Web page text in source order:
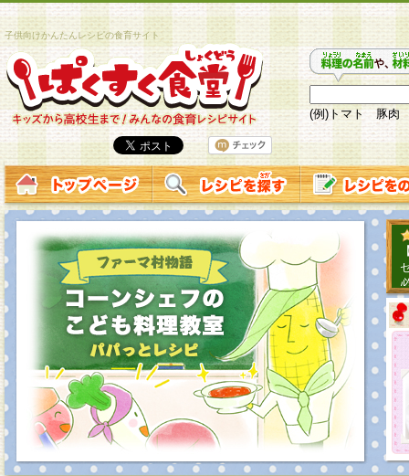
子供向けかんたんレシピの食育サイト
(例)トマト 豚肉